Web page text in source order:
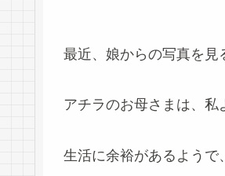
最近、娘からの写真を見
アチラのお母さまは、私
生活に余裕があるようで、